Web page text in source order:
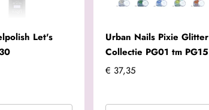
Let's
Urban Nails Pixie Glitter
Collectie PG01 tm PG15
€ 37,35